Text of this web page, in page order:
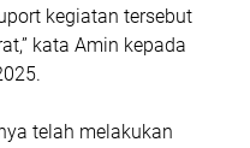
kegiatan tersebut
kata Amin kepada
telah melakukan